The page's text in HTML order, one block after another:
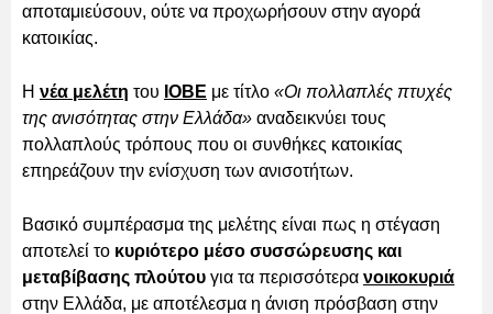
αποταμιεύσουν, ούτε να προχωρήσουν στην αγορά
κατοικίας.
Η νέα μελέτη του ΙΟΒΕ με τίτλο «Οι πολλαπλές πτυχές
της ανισότητας στην Ελλάδα» αναδεικνύει τους
πολλαπλούς τρόπους που οι συνθήκες κατοικίας
επηρεάζουν την ενίσχυση των ανισοτήτων.
Βασικό συμπέρασμα της μελέτης είναι πως η στέγαση
αποτελεί το κυριότερο μέσο συσσώρευσης και
μεταβίβασης πλούτου για τα περισσότερα νοικοκυριά
στην Ελλάδα, με αποτέλεσμα η άνιση πρόσβαση στην